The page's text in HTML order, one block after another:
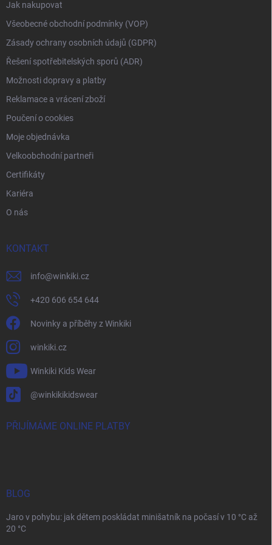
Jak nakupovat
Všeobecné obchodní podmínky (VOP)
Zásady ochrany osobních údajů (GDPR)
Řešení spotřebitelských sporů (ADR)
Možnosti dopravy a platby
Reklamace a vrácení zboží
Poučení o cookies
Moje objednávka
Velkoobchodní partneři
Certifikáty
Kariéra
O nás
KONTAKT
info@winkiki.cz
+420 606 654 644
Novinky a příběhy z Winkiki
winkiki.cz
Winkiki Kids Wear
@winkikikidswear
PŘIJÍMÁME ONLINE PLATBY
BLOG
Jaro v pohybu: jak dětem poskládat minišatník na počasí v 10 °C až
20 °C